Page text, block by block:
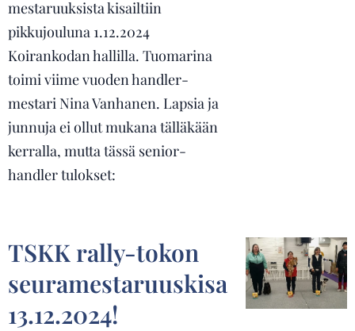
mestaruuksista kisailtiin
pikkujouluna 1.12.2024
Koirankodan hallilla. Tuomarina
toimi viime vuoden handler-
mestari Nina Vanhanen. Lapsia ja
junnuja ei ollut mukana tälläkään
kerralla, mutta tässä senior-
handler tulokset:
TSKK rally-tokon
seuramestaruuskisa
13.12.2024!